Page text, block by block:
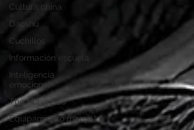
Cultura china
Daoshu
Cuchillos
Información escuela
Inteligencia
emocional
The Hung Dao
Equipamiento marcial